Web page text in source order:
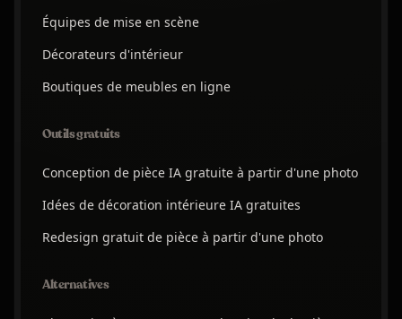
Équipes de mise en scène
Décorateurs d'intérieur
Boutiques de meubles en ligne
Outils gratuits
Conception de pièce IA gratuite à partir d'une photo
Idées de décoration intérieure IA gratuites
Redesign gratuit de pièce à partir d'une photo
Alternatives